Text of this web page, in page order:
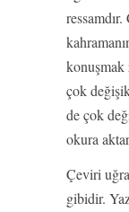
konuşmak
çok
de çok
okura
Çeviri
gibidir.